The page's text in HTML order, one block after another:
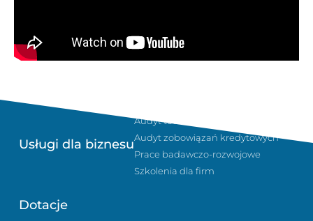
Usługi dla biznesu
Audyt technologiczny w firmie
Audyt zobowiązań kredytowych
Prace badawczo-rozwojowe
Szkolenia dla firm
Dotacje